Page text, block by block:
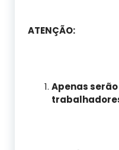
ATENÇÃO:
Apenas